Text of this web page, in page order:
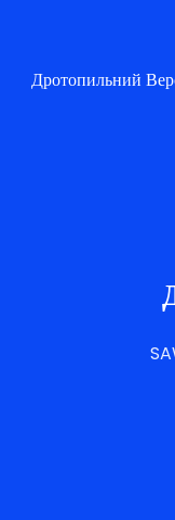
Дротопильний